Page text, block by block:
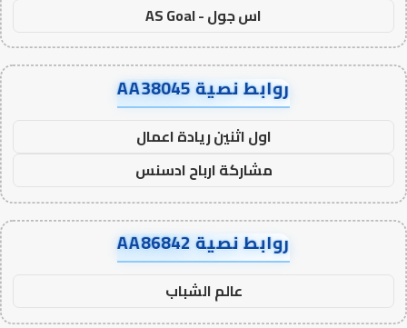
اس جول - AS Goal
روابط نصية AA38045
اول اثنين ريادة اعمال
مشاركة ارباح ادسنس
روابط نصية AA86842
عالم الشباب